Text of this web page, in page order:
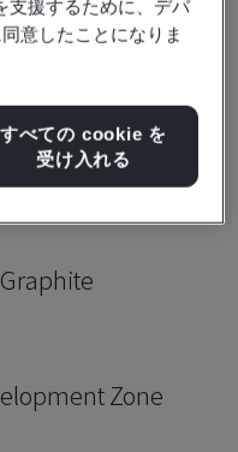
Zone
支援するために、デバ
意したことになりま
すべての cookie を
受け入れる